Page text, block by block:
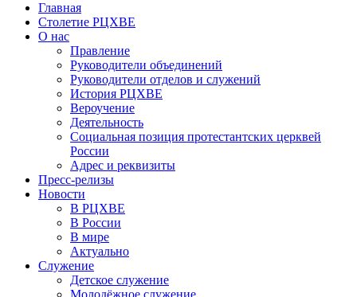
Главная
Столетие РЦХВЕ
О нас
Правление
Руководители объединений
Руководители отделов и служений
История РЦХВЕ
Вероучение
Деятельность
Социальная позиция протестантских церквей
России
Адрес и реквизиты
Пресс-релизы
Новости
В РЦХВЕ
В России
В мире
Актуально
Служение
Детское служение